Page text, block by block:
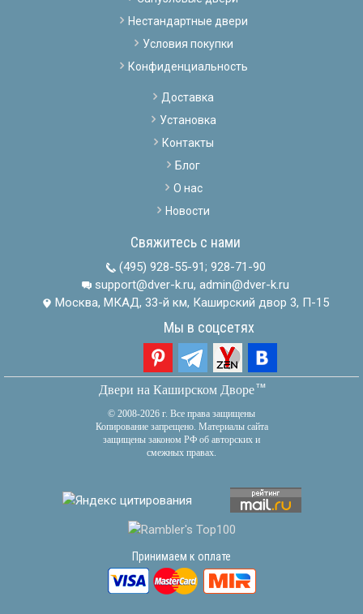
Нестандартные двери
Условия покупки
Конфиденциальность
Доставка
Установка
Контакты
Блог
О нас
Новости
Свяжитесь с нами
(495) 928-55-91; 928-71-90
support@dver-k.ru, admin@dver-k.ru
Москва, МКАД, 33-й км, Каширский двор 3, П-15
Мы в соцсетях
Двери на Каширском Дворетм
© 2008-2026 г. Все права защищены
Копирование запрещено. Материалы сайта
защищены законом РФ об авторских и
смежных правах.
Принимаем к оплате